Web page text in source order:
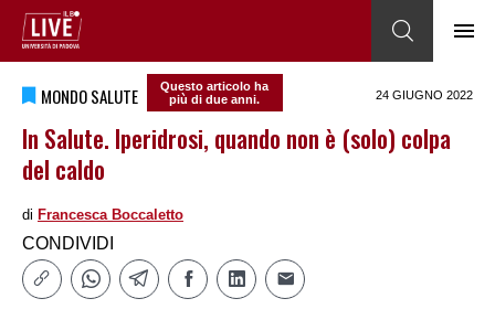
MONDO SALUTE
Questo articolo ha
più di due anni.
24 GIUGNO 2022
In Salute. Iperidrosi, quando non è (solo) colpa
del caldo
di Francesca Boccaletto
CONDIVIDI